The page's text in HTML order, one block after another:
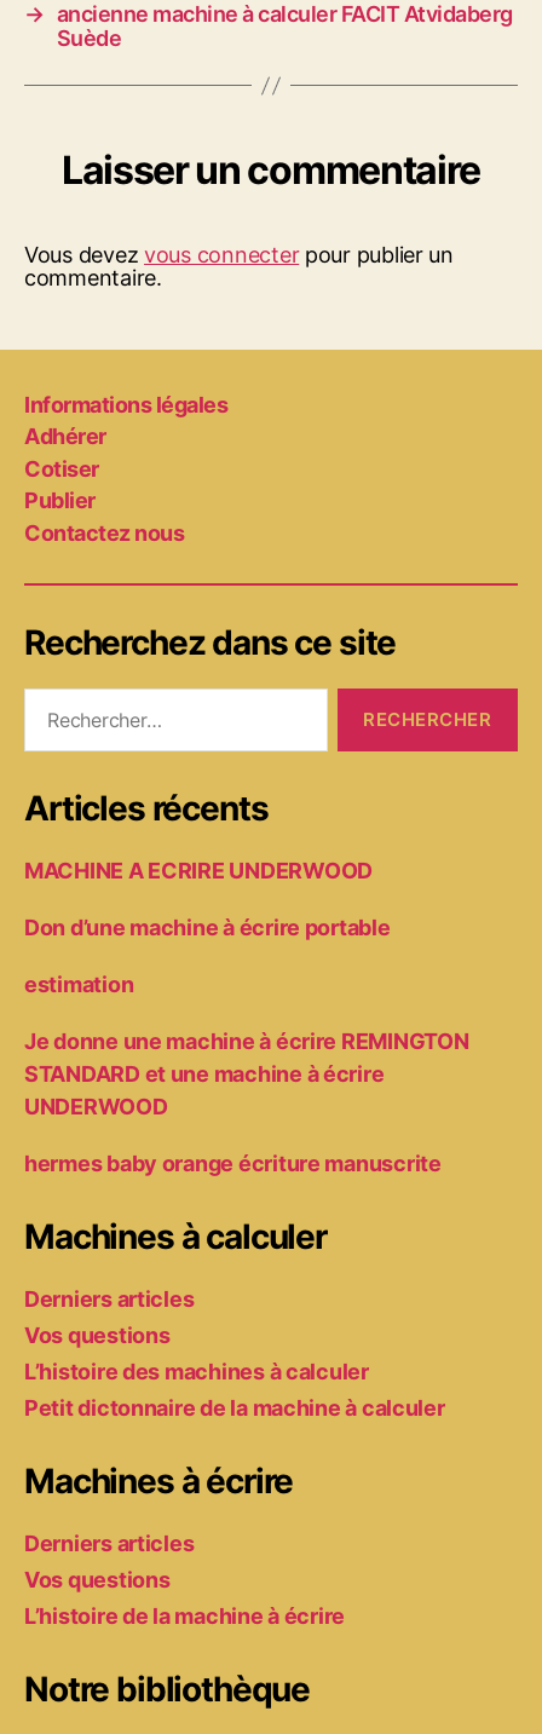
→ ancienne machine à calculer FACIT Atvidaberg
Suède
Laisser un commentaire
Vous devezvous connecterpour publier un
commentaire.
Informations légales
Adhérer
Cotiser
Publier
Contactez nous
Recherchez dans ce site
Articles récents
MACHINE A ECRIRE UNDERWOOD
Don d’une machine à écrire portable
estimation
Je donne une machine à écrire REMINGTON
STANDARD et une machine à écrire
UNDERWOOD
hermes baby orange écriture manuscrite
Machines à calculer
Derniers articles
Vos questions
L’histoire des machines à calculer
Petit dictonnaire de la machine à calculer
Machines à écrire
Derniers articles
Vos questions
L’histoire de la machine à écrire
Notre bibliothèque